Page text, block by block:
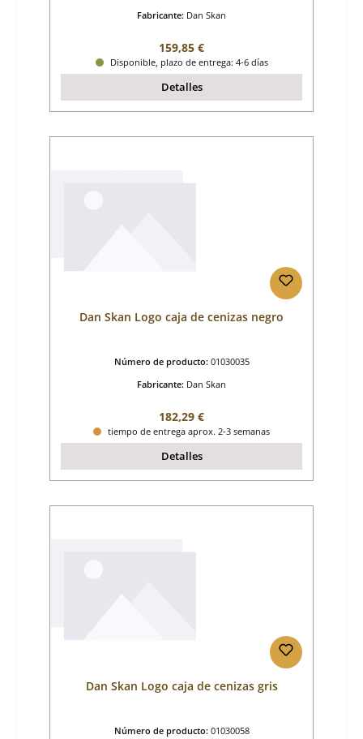
Fabricante: Dan Skan
Precio normal:
159,85 €
Disponible, plazo de entrega: 4-6 días
Detalles
Dan Skan Logo caja de cenizas negro
Número de producto: 01030035
Fabricante: Dan Skan
Precio normal:
182,29 €
tiempo de entrega aprox. 2-3 semanas
Detalles
Dan Skan Logo caja de cenizas gris
Número de producto: 01030058